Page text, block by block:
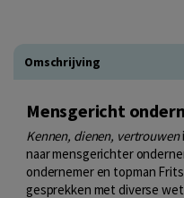
Omschrijving
Mensgericht
Kennen, dienen, vertrouwen
naar mensgerichter
ondernemer en topman
gesprekken met diverse